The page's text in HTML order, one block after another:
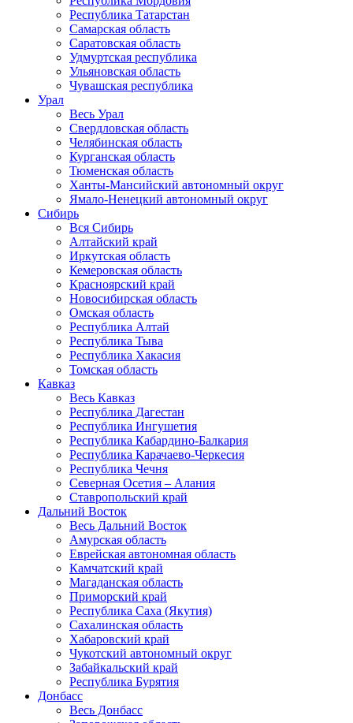
Республика Татарстан
Самарская область
Саратовская область
Удмуртская республика
Ульяновская область
Чувашская республика
Урал
Весь Урал
Свердловская область
Челябинская область
Курганская область
Тюменская область
Ханты-Мансийский автономный округ
Ямало-Ненецкий автономный округ
Сибирь
Вся Сибирь
Алтайский край
Иркутская область
Кемеровская область
Красноярский край
Новосибирская область
Омская область
Республика Алтай
Республика Тыва
Республика Хакасия
Томская область
Кавказ
Весь Кавказ
Республика Дагестан
Республика Ингушетия
Республика Кабардино-Балкария
Республика Карачаево-Черкесия
Республика Чечня
Северная Осетия – Алания
Ставропольский край
Дальний Восток
Весь Дальний Восток
Амурская область
Еврейская автономная область
Камчатский край
Магаданская область
Приморский край
Республика Саха (Якутия)
Сахалинская область
Хабаровский край
Чукотский автономный округ
Забайкальский край
Республика Бурятия
Донбасс
Весь Донбасс